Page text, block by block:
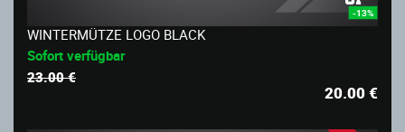
-13%
WINTERMÜTZE LOGO BLACK
Sofort verfügbar
23.00 €
20.00€